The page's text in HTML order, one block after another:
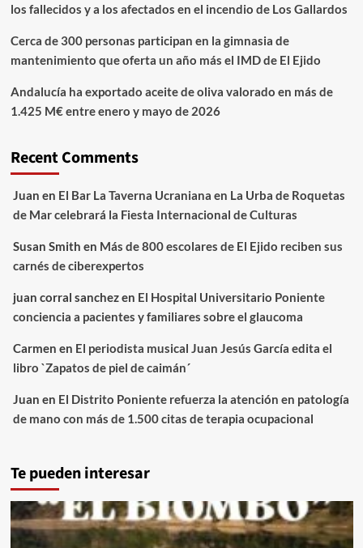
los fallecidos y a los afectados en el incendio de Los Gallardos
Cerca de 300 personas participan en la gimnasia de
mantenimiento que oferta un año más el IMD de El Ejido
Andalucía ha exportado aceite de oliva valorado en más de
1.425 M€ entre enero y mayo de 2026
Recent Comments
Juan en El Bar La Taverna Ucraniana en La Urba de Roquetas
de Mar celebrará la Fiesta Internacional de Culturas
Susan Smith en Más de 800 escolares de El Ejido reciben sus
carnés de ciberexpertos
juan corral sanchezen El Hospital Universitario Poniente
conciencia a pacientes y familiares sobre el glaucoma
Carmen en El periodista musical Juan Jesús García edita el
libro `Zapatos de piel de caimán´
Juan en El Distrito Poniente refuerza la atención en patología
de mano con más de 1.500 citas de terapia ocupacional
Te pueden interesar